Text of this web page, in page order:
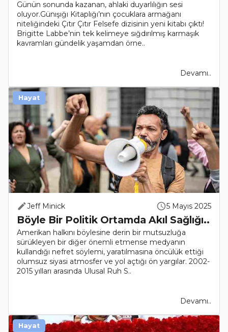
Günün sonunda kazanan, ahlaki duyarlılığın sesi
oluyor.Günışığı Kitaplığı’nın çocuklara armağanı
niteliğindeki Çıtır Çıtır Felsefe dizisinin yeni kitabı çıktı!
Brigitte Labbe’nin tek kelimeye sığdırılmış karmaşık
kavramları gündelik yaşamdan örne..
Devamı..
Jeff Minick 5 Mayıs 2025
Böyle Bir Politik Ortamda Akıl Sağlığı..
Amerikan halkını böylesine derin bir mutsuzluğa
sürükleyen bir diğer önemli etmense medyanın
kullandığı nefret söylemi, yaratılmasına öncülük ettiği
olumsuz siyasi atmosfer ve yol açtığı ön yargılar. 2002-
2015 yılları arasında Ulusal Ruh S..
Devamı..
Hayat
Hayat